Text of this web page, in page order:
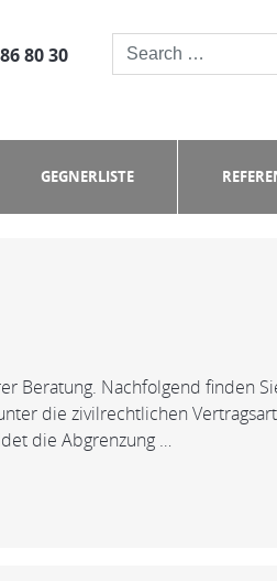
80 30
GEGNERLISTE
Beratung. Nachfolgend finden
die zivilrechtlichen
die Abgrenzung …